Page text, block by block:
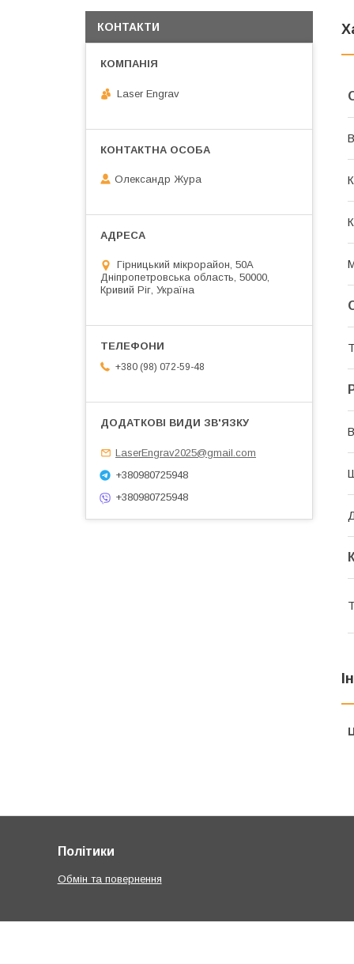
КОНТАКТИ
Laser Engrav
Олександр Жура
Гірницький мікрорайон, 50А
Дніпропетровська область, 50000,
Кривий Ріг, Україна
+380 (98) 072-59-48
LaserEngrav2025@gmail.com
+380980725948
+380980725948
Політики
Обмін та повернення